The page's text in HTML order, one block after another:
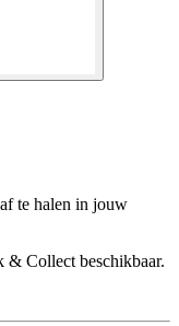
te halen in jouw
Collect beschikbaar.